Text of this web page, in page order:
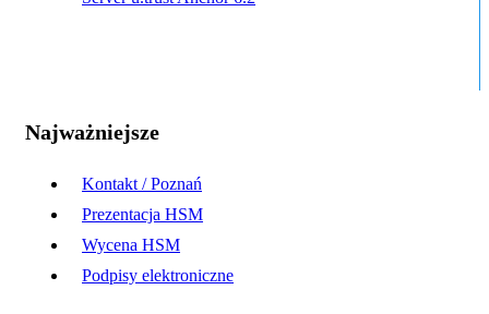
Najważniejsze
Kontakt / Poznań
Prezentacja HSM
Wycena HSM
Podpisy elektroniczne